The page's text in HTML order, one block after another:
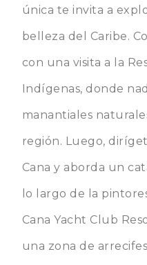
única te invita a
belleza del Caribe.
con una visita a la
Indígenas, donde
manantiales
región. Luego,
Cana y aborda un
lo largo de la
Cana Yacht Club
una zona de